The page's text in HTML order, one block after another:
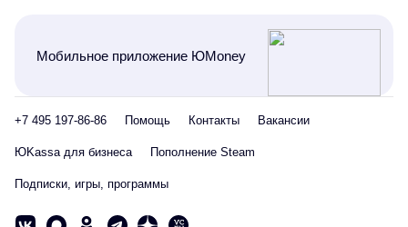
Мобильное приложение ЮMoney
+7 495 197-86-86 Помощь Контакты Вакансии
ЮKassa для бизнеса Пополнение Steam
Подписки, игры, программы